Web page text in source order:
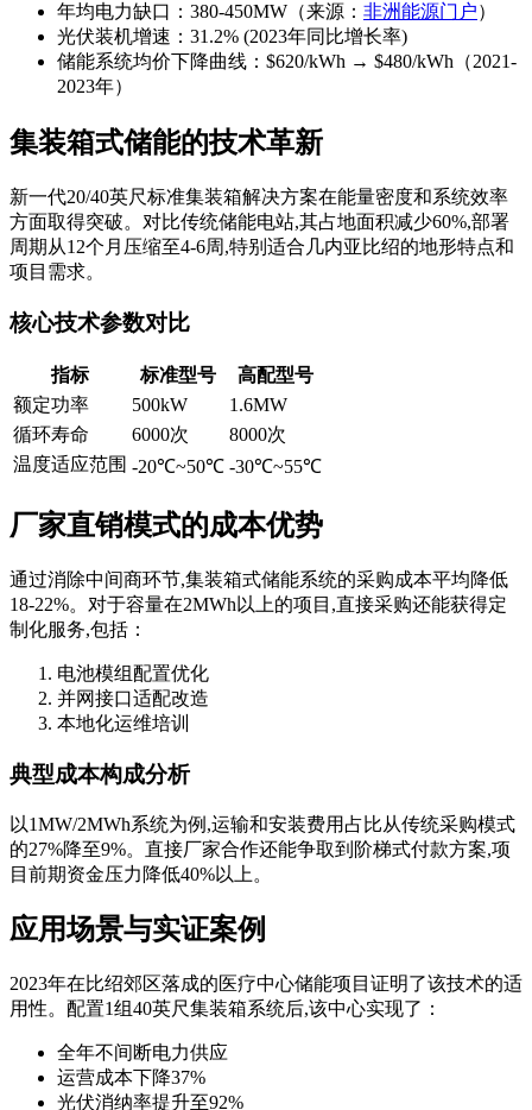
年均电力缺口：380-450MW（来源： 非洲能源门户）
光伏装机增速：31.2% (2023年同比增长率)
储能系统均价下降曲线：$620/kWh → $480/kWh（2021-
2023年）
集装箱式储能的技术革新
新一代20/40英尺标准集装箱解决方案在能量密度和系统效率
方面取得突破。对比传统储能电站,其占地面积减少60%,部署
周期从12个月压缩至4-6周,特别适合几内亚比绍的地形特点和
项目需求。
核心技术参数对比
指标 标准型号
高配型号
额定功率
500kW
1.6MW
循环寿命
6000次
8000次
温度适应范围 -20℃~50℃ -30℃~55℃
厂家直销模式的成本优势
通过消除中间商环节,集装箱式储能系统的采购成本平均降低
18-22%。对于容量在2MWh以上的项目,直接采购还能获得定
制化服务,包括：
电池模组配置优化
并网接口适配改造
本地化运维培训
典型成本构成分析
以1MW/2MWh系统为例,运输和安装费用占比从传统采购模式
的27%降至9%。直接厂家合作还能争取到阶梯式付款方案,项
目前期资金压力降低40%以上。
应用场景与实证案例
2023年在比绍郊区落成的医疗中心储能项目证明了该技术的适
用性。配置1组40英尺集装箱系统后,该中心实现了：
全年不间断电力供应
运营成本下降37%
光伏消纳率提升至92%